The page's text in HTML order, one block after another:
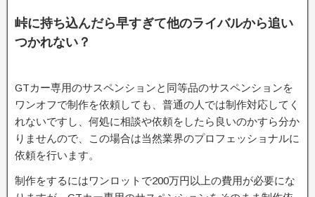
峠に持ち込んだら早すぎて他のライバルから追い
つかれない？
GTカー専用のサスペンションと同等品のサスペンションを
ワンオフで制作を依頼しても、普通の人では制作対応してく
れないですし、何処に相談や依頼をしたら良いのかすら分か
りませんので、この場合は当然業界のプロフェッショナルに
依頼を行います。
制作をするにはワンロットで200万円以上の費用が必要にな